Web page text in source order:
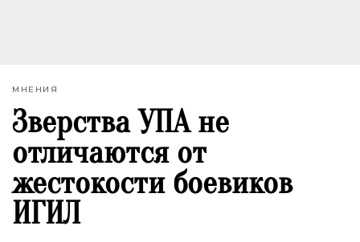
МНЕНИЯ
Зверства УПА не
отличаются от
жестокости боевиков
ИГИЛ